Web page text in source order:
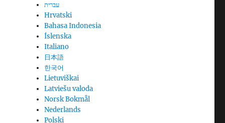
עברית
Hrvatski
Bahasa Indonesia
Íslenska
Italiano
日本語
한국어
Lietuviškai
Latviešu valoda
Norsk Bokmål
Nederlands
Polski